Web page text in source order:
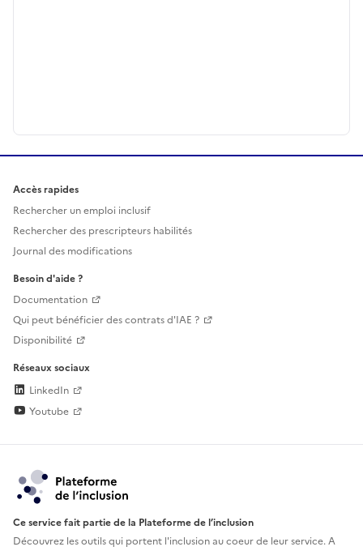
Accès rapides
Rechercher un emploi inclusif
Rechercher des prescripteurs habilités
Journal des modifications
Besoin d'aide ?
Documentation
Qui peut bénéficier des contrats d'IAE ?
Disponibilité
Réseaux sociaux
LinkedIn
Youtube
Ce service fait partie de la Plateforme de l’inclusion
Découvrez les outils qui portent l'inclusion aucoeur de leur service. A